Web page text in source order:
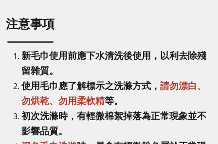
注意事項
新毛巾使用前應下水清洗後使用，以利去除殘
留雜質。
使用毛巾應了解標示之洗滌方式， 請勿漂白、
勿烘乾、勿用柔軟精等。
初次洗滌時，有輕微棉絮掉落為正常現象並不
影響品質。